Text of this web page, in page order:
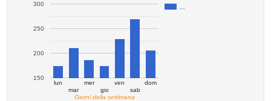
lun
mar
mer
gio
ven
sab
dom
150
200
250
300
Giorni della settimana